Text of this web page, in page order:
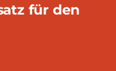
für den